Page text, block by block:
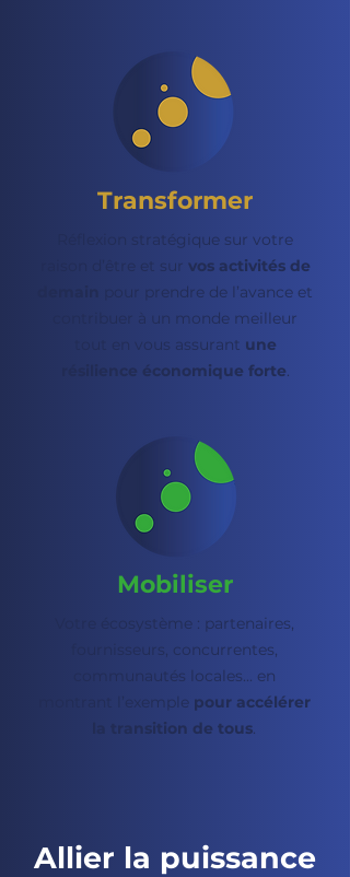
Transformer
Réflexion stratégique sur votre
raison d’être et sur vos activités de
pour prendre de l’avance et
contribuer à un monde meilleur
tout en vous assurant une
résilience économique forte.
Mobiliser
Votre écosystème : partenaires,
fournisseurs, concurrentes,
communautés locales... en
montrant l’exemple pour accélérer
la transition de tous.
Allier la puissance